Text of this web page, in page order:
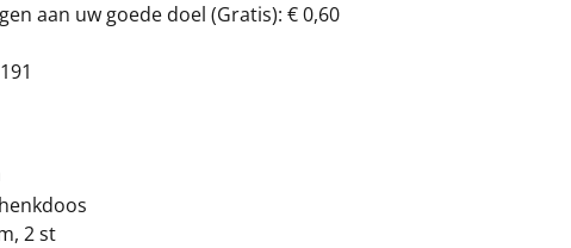
aan uw goede doel (Gratis): € 0,60
2 st